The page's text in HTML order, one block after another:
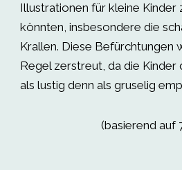
Illustrationen für kleine Kinder
könnten, insbesondere die
Krallen. Diese Befürchtungen
Regel zerstreut, da die Kinder
als lustig denn als gruselig
(basierend auf